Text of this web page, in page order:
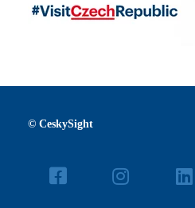
© CeskySight